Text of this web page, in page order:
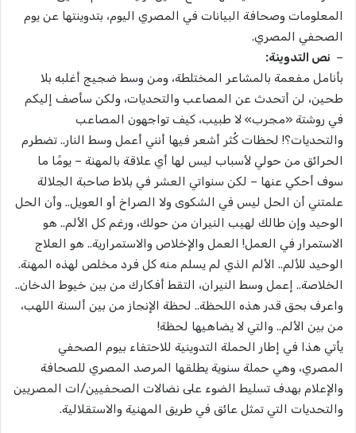
المعلومات وصحافة البيانات في المصري اليوم، بتدوينتها عن يوم
الصحفي المصري.
– نص التدوينة:
بأنامل مفعمة بالمشاعر المختلطة، ومن وسط ضجيج أغلبه بلا
طحين، لن أتحدث عن المصاعب والتحديات، ولكن سأصف إليكم
في روشتة «مجرب» لا طبيب، كيف تواجهون المصاعب
والتحديات؟! لحظات كُثر أشعر فيها أنني أعمل وسط النار.. تضطرم
الحرائق من حولي لأسباب ليس لها أي علاقة بالمهنة – يومًا ما
سوف أحكي عنها – لكن سنواتي العشر في بلاط صاحبة الجلالة
علمتني أن الحل ليس في الشكوى ولا الصراخ أو العويل.. وأن الحل
الوحيد وإن طالك لهيب النيران من حولك، ورغم كل الألم.. هو
الاستمرار في العمل! العمل والإخلاص والاستمرارية.. هو العلاج
الوحيد للألم.. الألم الذي لم يسلم منه كل فرد مخلص لهذه المهنة.
الخلاصة.. إعمل وسط النيران، التقط أفكارك من بين خيوط الدخان..
واعرف بحق قدر هذه اللحظة.. لحظة الإنجاز من بين ألسنة اللهب،
من بين الألم.. والتي لا يضاهيها لحظة!
يأتي هذا في إطار الحملة التدوينية للاحتفاء بيوم الصحفي
المصري، وهي حملة سنوية يطلقها المرصد المصري للصحافة
والإعلام بهدف تسليط الضوء على نضالات الصحفيين/ات المصريين
والتحديات التي تمثل عائق في طريق المهنية والاستقلالية.